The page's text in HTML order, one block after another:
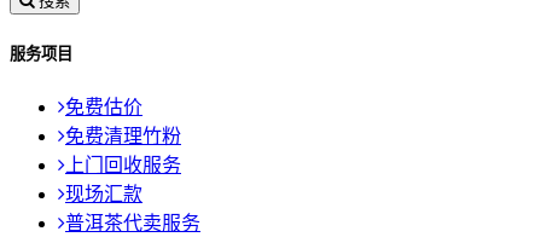
服务项目
免费估价
免费清理竹粉
上门回收服务
现场汇款
普洱茶代卖服务